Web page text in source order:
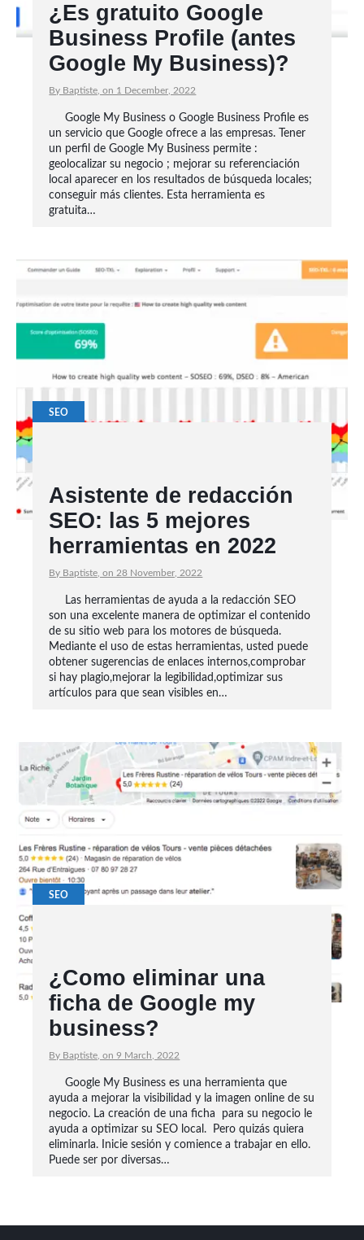
¿Es gratuito Google
Business Profile (antes
Google My Business)?
By Baptiste, on 1 December, 2022
Google My Business o Google Business Profile es
un servicio que Google ofrece a las empresas. Tener
un perfil de Google My Business permite :
geolocalizar su negocio ; mejorar su referenciación
local aparecer en los resultados de búsqueda locales;
conseguir más clientes. Esta herramienta es
gratuita…
SEO
Asistente de redacción
SEO: las 5 mejores
herramientas en 2022
By Baptiste, on 28 November, 2022
Las herramientas de ayuda a la redacción SEO
son una excelente manera de optimizar el contenido
de su sitio web para los motores de búsqueda.
Mediante el uso de estas herramientas, usted puede
obtener sugerencias de enlaces internos,comprobar
si hay plagio,mejorar la legibilidad,optimizar sus
artículos para que sean visibles en…
SEO
¿Como eliminar una
ficha de Google my
business?
By Baptiste, on 9 March, 2022
Google My Business es una herramienta que
ayuda a mejorar la visibilidad y la imagen online de su
negocio. La creación de una ficha para su negocio le
ayuda a optimizar su SEO local. Pero quizás quiera
eliminarla. Inicie sesión y comience a trabajar en ello.
Puede ser por diversas…